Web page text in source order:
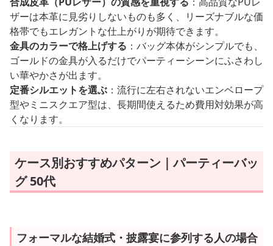
ザーは本革に見劣りしないものも多く、リーズナブルな価
格帯でもエレガントな仕上がりが期待できます。
金具のカラーで格上げする ：バッグ本体がシンプルでも、
ゴールドの金具が入るだけでパーティーシーンにふさわし
い華やかさが出ます。
定番シルエットを選ぶ ：流行に左右されないエンベロープ
型やミニスクエア型は、長期間使えるため費用対効果が高
くなります。
ケース別おすすめパターン｜パーティーバッ
グ 50代
フォーマルな結婚式・披露宴に参列する人の場合